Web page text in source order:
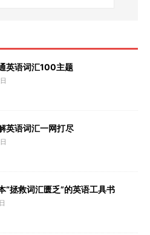
英语词汇100主题
英语词汇一网打尽
“拯救词汇匮乏”的英语工具书